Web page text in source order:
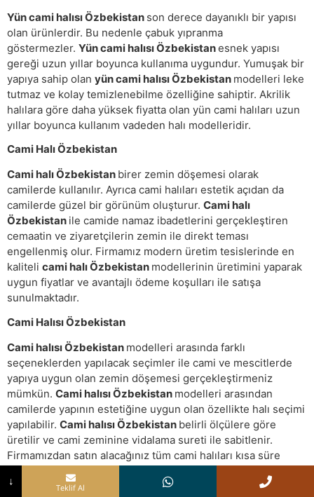
Yün cami halısı Özbekistan son derece dayanıklı bir yapısı
olan ürünlerdir. Bu nedenle çabuk yıpranma
göstermezler. Yün cami halısı Özbekistanesnek yapısı
gereği uzun yıllar boyunca kullanıma uygundur. Yumuşak bir
yapıya sahip olan yün cami halısı Özbekistan modelleri leke
tutmaz ve kolay temizlenebilme özelliğine sahiptir. Akrilik
halılara göre daha yüksek fiyatta olan yün cami halıları uzun
yıllar boyunca kullanım vadeden halı modelleridir.
Cami Halı Özbekistan
Cami halı Özbekistan birer zemin döşemesi olarak
camilerde kullanılır. Ayrıca cami halıları estetik açıdan da
camilerde güzel bir görünüm oluşturur. Cami halı
Özbekistan ile camide namaz ibadetlerini gerçekleştiren
cemaatin ve ziyaretçilerin zemin ile direkt teması
engellenmiş olur. Firmamız modern üretim tesislerinde en
kaliteli cami halı Özbekistan modellerinin üretimini yaparak
uygun fiyatlar ve avantajlı ödeme koşulları ile satışa
sunulmaktadır.
Cami Halısı Özbekistan
Cami halısı Özbekistan modelleri arasında farklı
seçeneklerden yapılacak seçimler ile cami ve mescitlerde
yapıya uygun olan zemin döşemesi gerçekleştirmeniz
mümkün. Cami halısı Özbekistan modelleri arasından
camilerde yapının estetiğine uygun olan özellikte halı seçimi
yapılabilir. Cami halısı Özbekistan belirli ölçülere göre
üretilir ve cami zeminine vidalama sureti ile sabitlenir.
Firmamızdan satın alacağınız tüm cami halıları kısa süre
içerisinde tesislerimizde üretimi yapılarak ücretsiz bir
şekilde nakliyesi ve montajı gerçekleştirilir.
↓
Teklif Al